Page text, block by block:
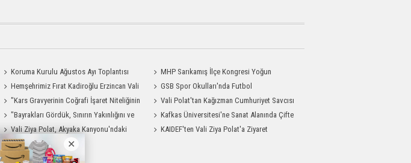
Koruma Kurulu Ağustos Ayı Toplantısı
Yapıldı
MHP Sarıkamış İlçe Kongresi Yoğun
Katılımla Gerçekleştirildi
Hemşehrimiz Fırat Kadiroğlu Erzincan Vali
Yardımcılığına Atandı
GSB Spor Okulları'nda Futbol
Antrenmanları Sürüyor
"Kars Gravyerinin Coğrafi İşaret Niteliğinin
Güçlendirilmesi Projesi"
Vali Polat'tan Kağızman Cumhuriyet Savcısı
Eravcı'ya Ziyaret
"Bayrakları Gördük, Sınırın Yakınlığını ve
Uzaklığını Aynı Anda Hissettik"
Kafkas Üniversitesi'ne Sanat Alanında Çifte
Gurur
Vali Ziya Polat, Akyaka Kanyonu'ndaki
Rafting Heyecanına Katıldı
KAIDEF'ten Vali Ziya Polat'a Ziyaret